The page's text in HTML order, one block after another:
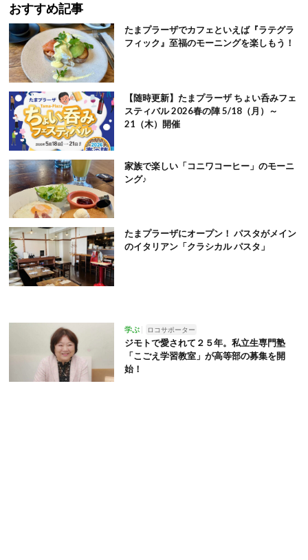
おすすめ記事
たまプラーザでカフェといえば『ラテグラ
フィック』至福のモーニングを楽しもう！
【随時更新】たまプラーザ ちょい呑みフェ
スティバル 2026春の陣 5/18（月）～
21（木）開催
家族で楽しい「コニワコーヒー」のモーニ
ング♪
たまプラーザにオープン！ パスタがメイン
のイタリアン「クラシカル パスタ」
学ぶ ロコサポーター
ジモトで愛されて２５年。私立生専門塾
「こごえ学習教室」が高等部の募集を開
始！